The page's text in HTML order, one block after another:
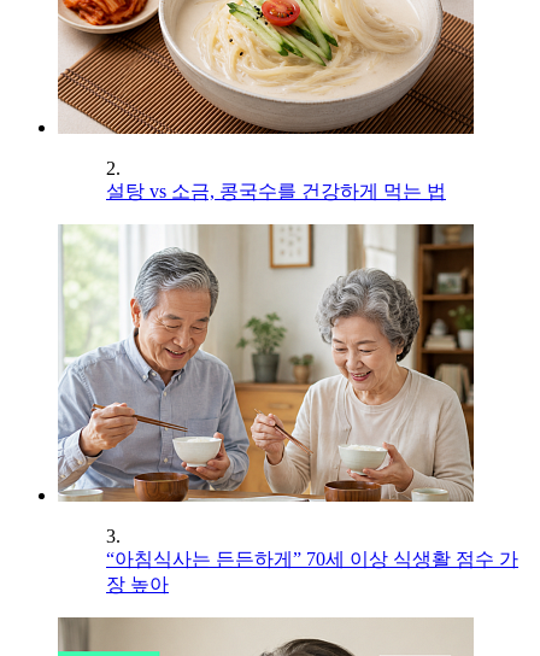
2.
설탕 vs 소금, 콩국수를 건강하게 먹는 법
3.
“아침식사는 든든하게” 70세 이상 식생활 점수 가
장 높아